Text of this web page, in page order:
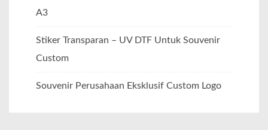
A3
Stiker Transparan – UV DTF Untuk Souvenir
Custom
Souvenir Perusahaan Eksklusif Custom Logo